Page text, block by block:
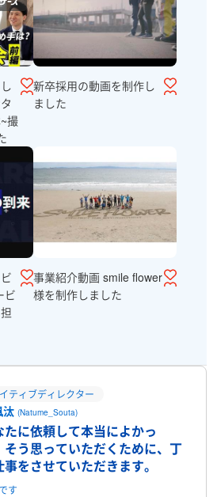
撮
新卒採用の動画を制作し
ました
ビ
事業紹介動画 smile flower
様を制作しました
ティブディレクター
汰(Natume_Souta)
たに依頼して本当によかっ
そう思っていただくために、丁
事をさせていただきます。
す